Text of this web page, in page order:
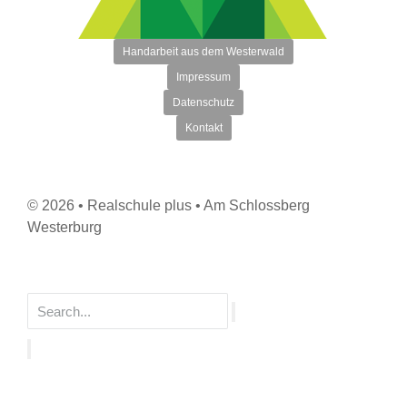
© 2026 • Realschule plus • Am Schlossberg
Westerburg
Handarbeit aus dem Westerwald
Impressum
Datenschutz
Kontakt